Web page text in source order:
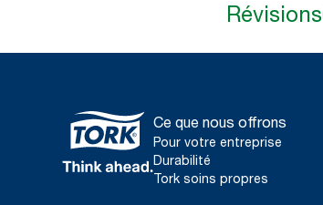
Révisions
Ce que nous offrons
Pour votre entreprise
Durabilité
Tork soins propres